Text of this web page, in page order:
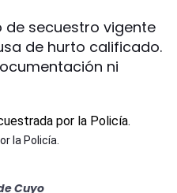
de secuestro vigente
de hurto calificado.
ni
la Policía.
Cuyo